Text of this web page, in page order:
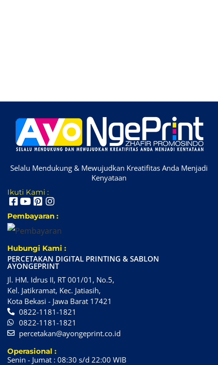
Selalu Mendukung & Mewujudkan Kreatifitas Anda Menjadi
Kenyataan
Ikuti Kami :
Pembayaran :
Hubungi Kami :
PERCETAKAN DIGITAL PRINTING & SABLON
AYONGEPRINT
Jl. HM. Idrus II, RT 001/01, No.5,
Kel. Jatikramat, Kec. Jatiasih,
Kota Bekasi - Jawa Barat 17421
0822-1181-1821
0822-1181-1821
percetakan@ayongeprint.co.id
Operasional :
Senin - Jumat : 08:30 s/d 22:00 WIB